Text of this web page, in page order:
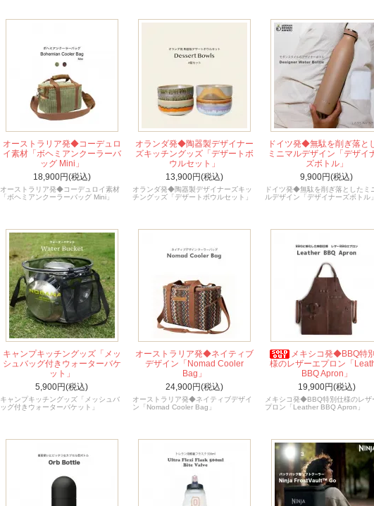
オーストラリア発◆コーデュロ
イ素材「ボヘミアンクーラーバ
ッグ Mini」
18,900円(税込)
オーストラリア発◆コーデュロイ素材
「ボヘミアンクーラーバッグ Mini」
オランダ発◆陶器製デザイナー
ズキッチングッズ「デザートボ
ウルセット」
13,900円(税込)
オランダ発◆陶器製デザイナーズキッ
チングッズ「デザートボウルセット」
ドイツ発◆無駄を削ぎ落と
ミニマルデザイン「デザイ
ズボトル」
9,900円(税込)
ドイツ発◆無駄を削ぎ落としたミ
ルデザイン「デザイナーズボトル」
キャンプキッチングッズ「メッ
シュバッグ付きウォーターバケ
ット」
5,900円(税込)
キャンプキッチングッズ「メッシュバ
ッグ付きウォーターバケット」
オーストラリア発◆ネイティブ
デザイン「Nomad Cooler
Bag」
24,900円(税込)
オーストラリア発◆ネイティブデザイ
ン「Nomad Cooler Bag」
メキシコ発◆BBQ特
様のレザーエプロン「
BBQ Apron」
19,900円(税込)
メキシコ発◆BBQ特別仕様のレザ
プロン「Leather BBQ Apron」